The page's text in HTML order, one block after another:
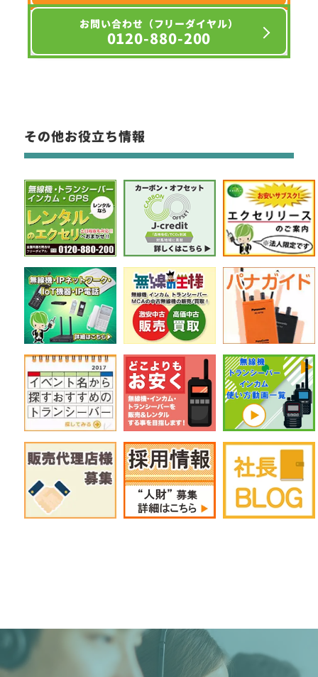
お問い合わせ（フリーダイヤル）
0120-880-200
その他お役立ち情報